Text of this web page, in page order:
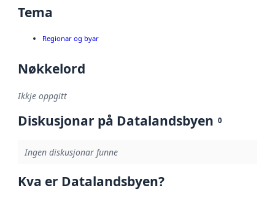
Tema
Regionar og byar
Nøkkelord
Ikkje oppgitt
Diskusjonar på Datalandsbyen 0
Ingen diskusjonar funne
Kva er Datalandsbyen?